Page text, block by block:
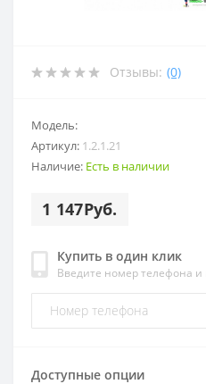
Отзывы: (0)
Модель:
Артикул: 1.2.1.21
Наличие: Есть в наличии
1 147Руб.
Купить в один клик
Введите номер телефона
Доступные опции